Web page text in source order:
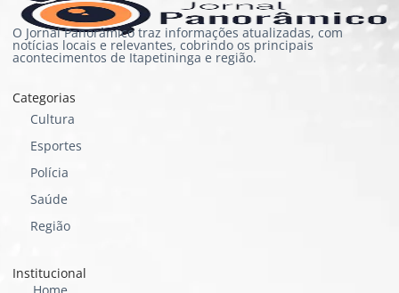
O Jornal Panorâmico traz informações atualizadas, com
notícias locais e relevantes, cobrindo os principais
acontecimentos de Itapetininga e região.
Categorias
Cultura
Esportes
Polícia
Saúde
Região
Institucional